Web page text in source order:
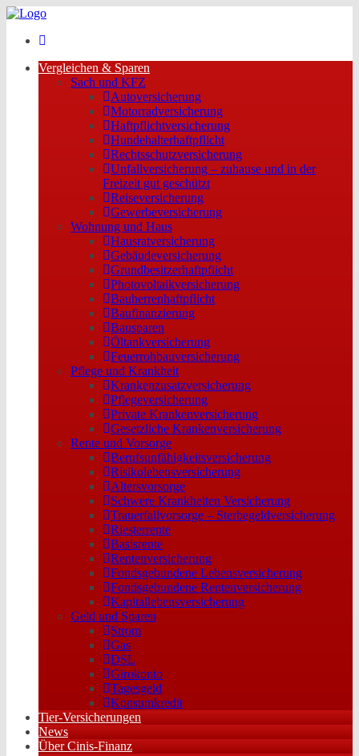
Vergleichen & Sparen
Sach und KFZ
Autoversicherung
Motorradversicherung
Haftpflichtversicherung
Hundehalterhaftpflicht
Rechtsschutzversicherung
Unfallversicherung – zuhause und in der
Freizeit gut geschützt
Reiseversicherung
Gewerbeversicherung
Wohnung und Haus
Hausratversicherung
Gebäudeversicherung
Grundbesitzerhaftpflicht
Photovoltaikversicherung
Bauherrenhaftpflicht
Baufinanzierung
Bausparen
Öltankversicherung
Feuerrohbauversicherung
Pflege und Krankheit
Krankenzusatzversicherung
Pflegeversicherung
Private Krankenversicherung
Gesetzliche Krankenversicherung
Rente und Vorsorge
Berufs­unfähigkeitsversicherung
Risikolebensversicherung
Altersvorsorge
Schwere Krankheiten Versicherung
Trauerfallvorsorge – Sterbegeldversicherung
Riesterrente
Basisrente
Rentenversicherung
Fondsgebundene Lebensversicherung
Fondsgebundene Rentenversicherung
Kapitallebensversicherung
Geld und Sparen
Strom
Gas
DSL
Girokonto
Tagesgeld
Konsumkredit
Tier-Versicherungen
News
Über Cinis-Finanz